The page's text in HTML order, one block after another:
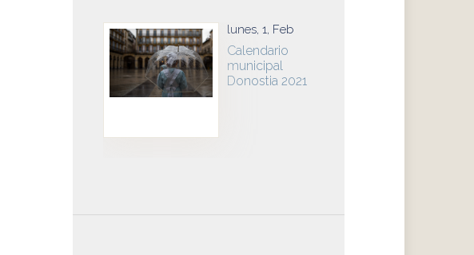
lunes, 1, Feb
Calendario
municipal
Donostia 2021